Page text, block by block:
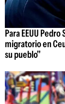
Para EEUU
migratorio en
su pueblo"